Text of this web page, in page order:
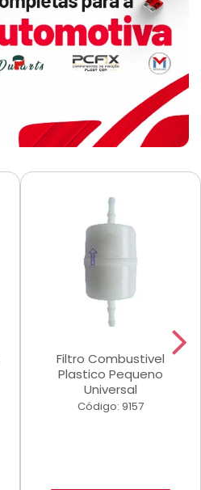
Filtro Combustivel
Plastico Pequeno
Universal
Código: 9157